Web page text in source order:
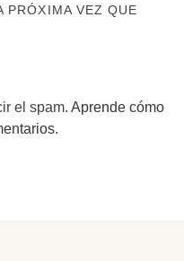
PRÓXIMA VEZ QUE
el spam.Aprende cómo